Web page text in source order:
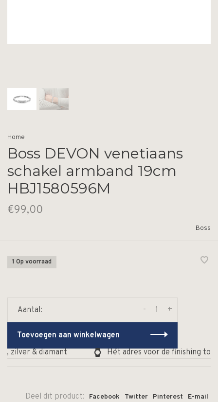
Home
Boss DEVON venetiaans
schakel armband 19cm
HBJ1580596M
€99,00
Boss
1 Op voorraad
Aantal: +
-
Toevoegen aan winkelwagen
zilver & diamant
Hét adres voor de finishing
Deel dit product: Facebook Twitter Pinterest E-mail